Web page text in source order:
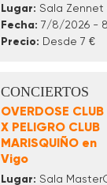
Lugar: Sala
Fecha: 7/8/2026 -
Precio: Desde 7 €
CONCIERTOS
OVERDOSE CLUB
X PELIGRO CLUB
MARISQUIÑO en
Vigo
Lugar: Sala